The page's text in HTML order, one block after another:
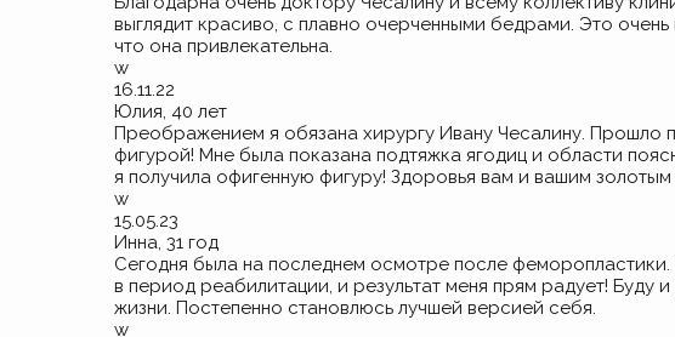
выглядит красиво, с плавно очерченными бедрами. Это
что она привлекательна.
w
16.11.22
Юлия, 40 лет
Преображением я обязана хирургу Ивану Чесалину. Прошло
фигурой! Мне была показана подтяжка ягодиц и области
я получила офигенную фигуру! Здоровья вам и вашим золотым
w
15.05.23
Инна, 31 год
Сегодня была на последнем осмотре после
в период реабилитации, и результат меня прям радует!
жизни. Постепенно становлюсь лучшей версией себя.
w